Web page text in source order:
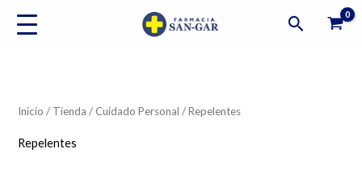
Buscar
Inicio / Tienda / Cuidado Personal / Repelentes
Repelentes